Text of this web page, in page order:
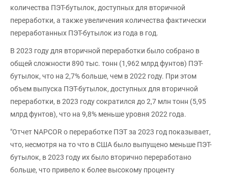
количества ПЭТ-бутылок, доступных для вторичной
переработки, а также увеличения количества фактически
переработанных ПЭТ-бутылок из года в год.
В 2023 году для вторичной переработки было собрано в
общей сложности 890 тыс. тонн (1,962 млрд фунтов) ПЭТ-
бутылок, что на 2,7% больше, чем в 2022 году. При этом
объем выпуска ПЭТ-бутылок, доступных для вторичной
переработки, в 2023 году сократился до 2,7 млн тонн (5,95
млрд фунтов), что на 9,8% меньше уровня 2022 года.
"Отчет NAPCOR о переработке ПЭТ за 2023 год показывает,
что, несмотря на то что в США было выпущено меньше ПЭТ-
бутылок, в 2023 году их было вторично переработано
больше, что привело к более высокому проценту